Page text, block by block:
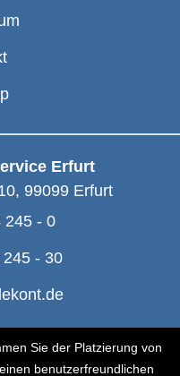
Sie der Platzierung von
benutzerfreundlichen
Erfurt
, 99099 Erfurt
245 - 0
- 30
- 2026